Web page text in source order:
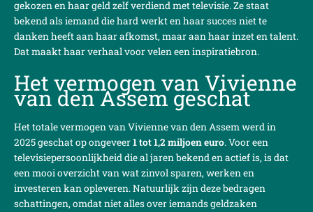
gekozen en haar geld zelf verdiend met televisie. Ze staat
bekend als iemand die hard werkt en haar succes niet te
danken heeft aan haar afkomst, maar aan haar inzet en talent.
Dat maakt haar verhaal voor velen een inspiratiebron.
Het vermogen van Vivienne
van den Assem geschat
Het totale vermogen van Vivienne van den Assem werd in
2025 geschat op ongeveer1 tot 1,2 miljoen euro. Voor een
televisiepersoonlijkheid die al jaren bekend en actief is, is dat
een mooi overzicht van wat zinvol sparen, werken en
investeren kan opleveren. Natuurlijk zijn deze bedragen
schattingen, omdat niet alles over iemands geldzaken